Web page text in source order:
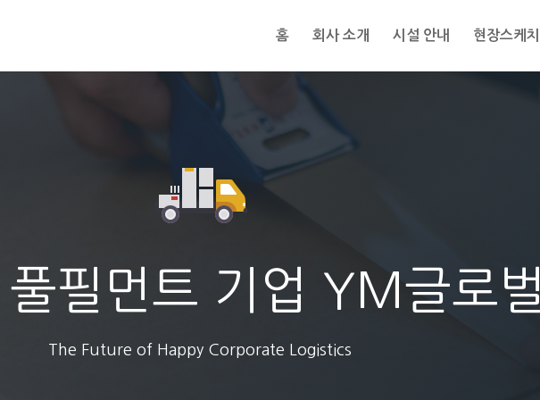
홈 회사 소개 시설 안내 현장스케치
필먼트 기업 YM글로벌
The Future of Happy Corporate Logistics